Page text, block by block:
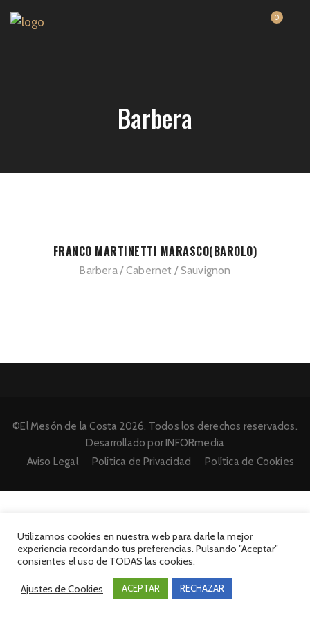
0
Barbera
FRANCO MARTINETTI MARASCO(BAROLO)
Barbera Cabernet Sauvignon
©El Mesón de la Costa 2026. Todos los derechos reservados.
Desarrollado por INFORmedia
Aviso Legal
Política de Privacidad Política de Cookies
Utilizamos cookies en nuestra web para darle la mejor
experiencia recordando tus preferencias. Pulsando "Aceptar"
consientes el uso de TODAS las cookies.
Ajustes de Cookies ACEPTAR RECHAZAR